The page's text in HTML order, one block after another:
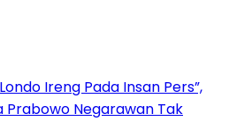
Ireng Pada Insan Pers”,
Prabowo Negarawan Tak